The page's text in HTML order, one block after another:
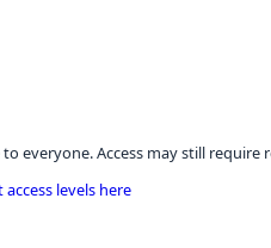
to everyone. Access may still
levels here